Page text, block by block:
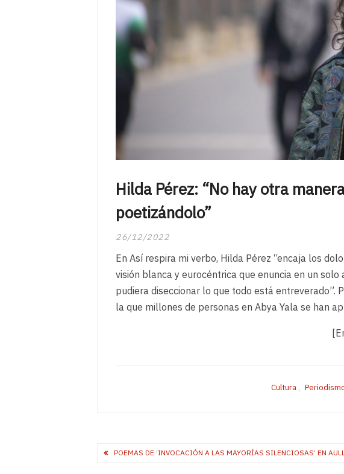
Hilda Pérez: “No hay otra
poetizándolo”
26/12/2022
En Así respira mi verbo, Hilda Pérez “encaja los
visión blanca y eurocéntrica que enuncia en un
pudiera diseccionar lo que todo está
la que millones de personas en Abya Yala se han
Cultura ,
Post
POEMAS DE ‘INVOCACIÓN A LAS MAYORÍAS SILENCIOSAS’ EN